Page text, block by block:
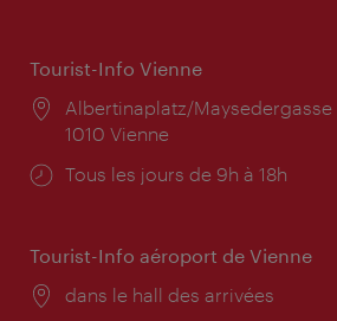
Tourist-Info Vienne
Lieu:
Albertinaplatz/Maysedergasse
1010 Vienne
Horaires
Tous les jours de 9h à 18h
Tourist-Info aéroport de Vienne
Lieu:
dans le hall des arrivées